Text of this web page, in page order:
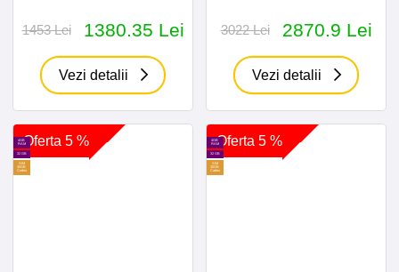
1453 Lei 1380.35 Lei
Vezi detalii
3022 Lei 2870.9 Lei
Vezi detalii
Oferta 5 %
4GB
RAM
32 GB
SIM
30GB
Cadou
Oferta 5 %
4GB
RAM
32 GB
SIM
30GB
Cadou